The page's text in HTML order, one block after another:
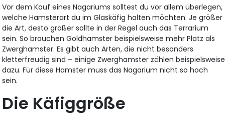
Vor dem Kauf eines Nagariums solltest du vor allem überlegen,
welche Hamsterart du im Glaskäfig halten möchten. Je größer
die Art, desto größer sollte in der Regel auch das Terrarium
sein. So brauchen Goldhamster beispielsweise mehr Platz als
Zwerghamster. Es gibt auch Arten, die nicht besonders
kletterfreudig sind – einige Zwerghamster zählen beispielsweise
dazu. Für diese Hamster muss das Nagarium nicht so hoch
sein.
Die Käfiggröße